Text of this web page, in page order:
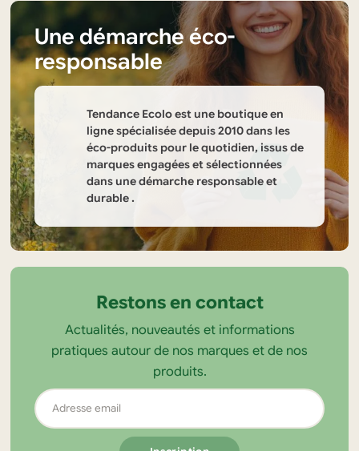
Les
options
peuvent
être
choisies
la
page
du
produit
Informations
sur
boutique
Tendance
Une démarche éco-
responsable
Tendance Ecolo est une boutique en
ligne spécialisée depuis 2010 dans les
éco-produits pour le quotidien, issus de
marques engagées et sélectionnées
dans une démarche responsable et
durable .
Restons en contact
Actualités, nouveautés et informations
pratiques autour de nos marques et de nos
produits.
Adresse
email